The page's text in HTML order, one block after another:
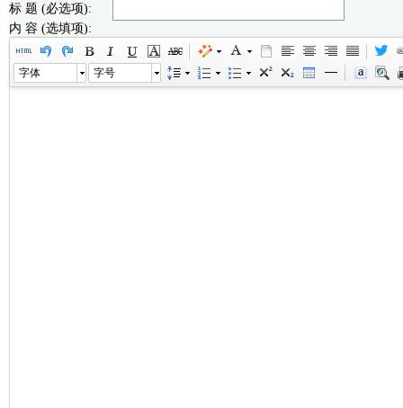
标 题 (必选项):
内 容 (选填项):
字体 字号